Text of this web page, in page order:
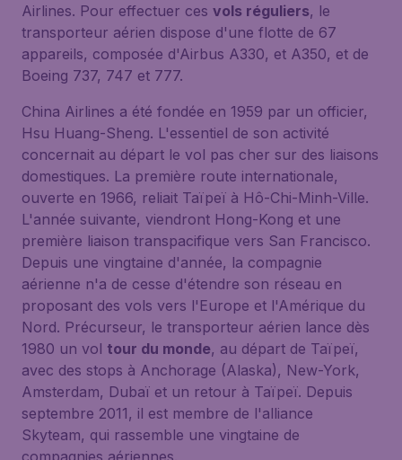
Airlines. Pour effectuer ces vols réguliers, le
transporteur aérien dispose d'une flotte de 67
appareils, composée d'Airbus A330, et A350, et de
Boeing 737, 747 et 777.
China Airlines a été fondée en 1959 par un officier,
Hsu Huang-Sheng. L'essentiel de son activité
concernait au départ le vol pas cher sur des liaisons
domestiques. La première route internationale,
ouverte en 1966, reliait Taïpeï à Hô-Chi-Minh-Ville.
L'année suivante, viendront Hong-Kong et une
première liaison transpacifique vers San Francisco.
Depuis une vingtaine d'année, la compagnie
aérienne n'a de cesse d'étendre son réseau en
proposant des vols vers l'Europe et l'Amérique du
Nord. Précurseur, le transporteur aérien lance dès
1980 un vol tour du monde, au départ de Taïpeï,
avec des stops à Anchorage (Alaska), New-York,
Amsterdam, Dubaï et un retour à Taïpeï. Depuis
septembre 2011, il est membre de l'alliance
Skyteam, qui rassemble une vingtaine de
compagnies aériennes.